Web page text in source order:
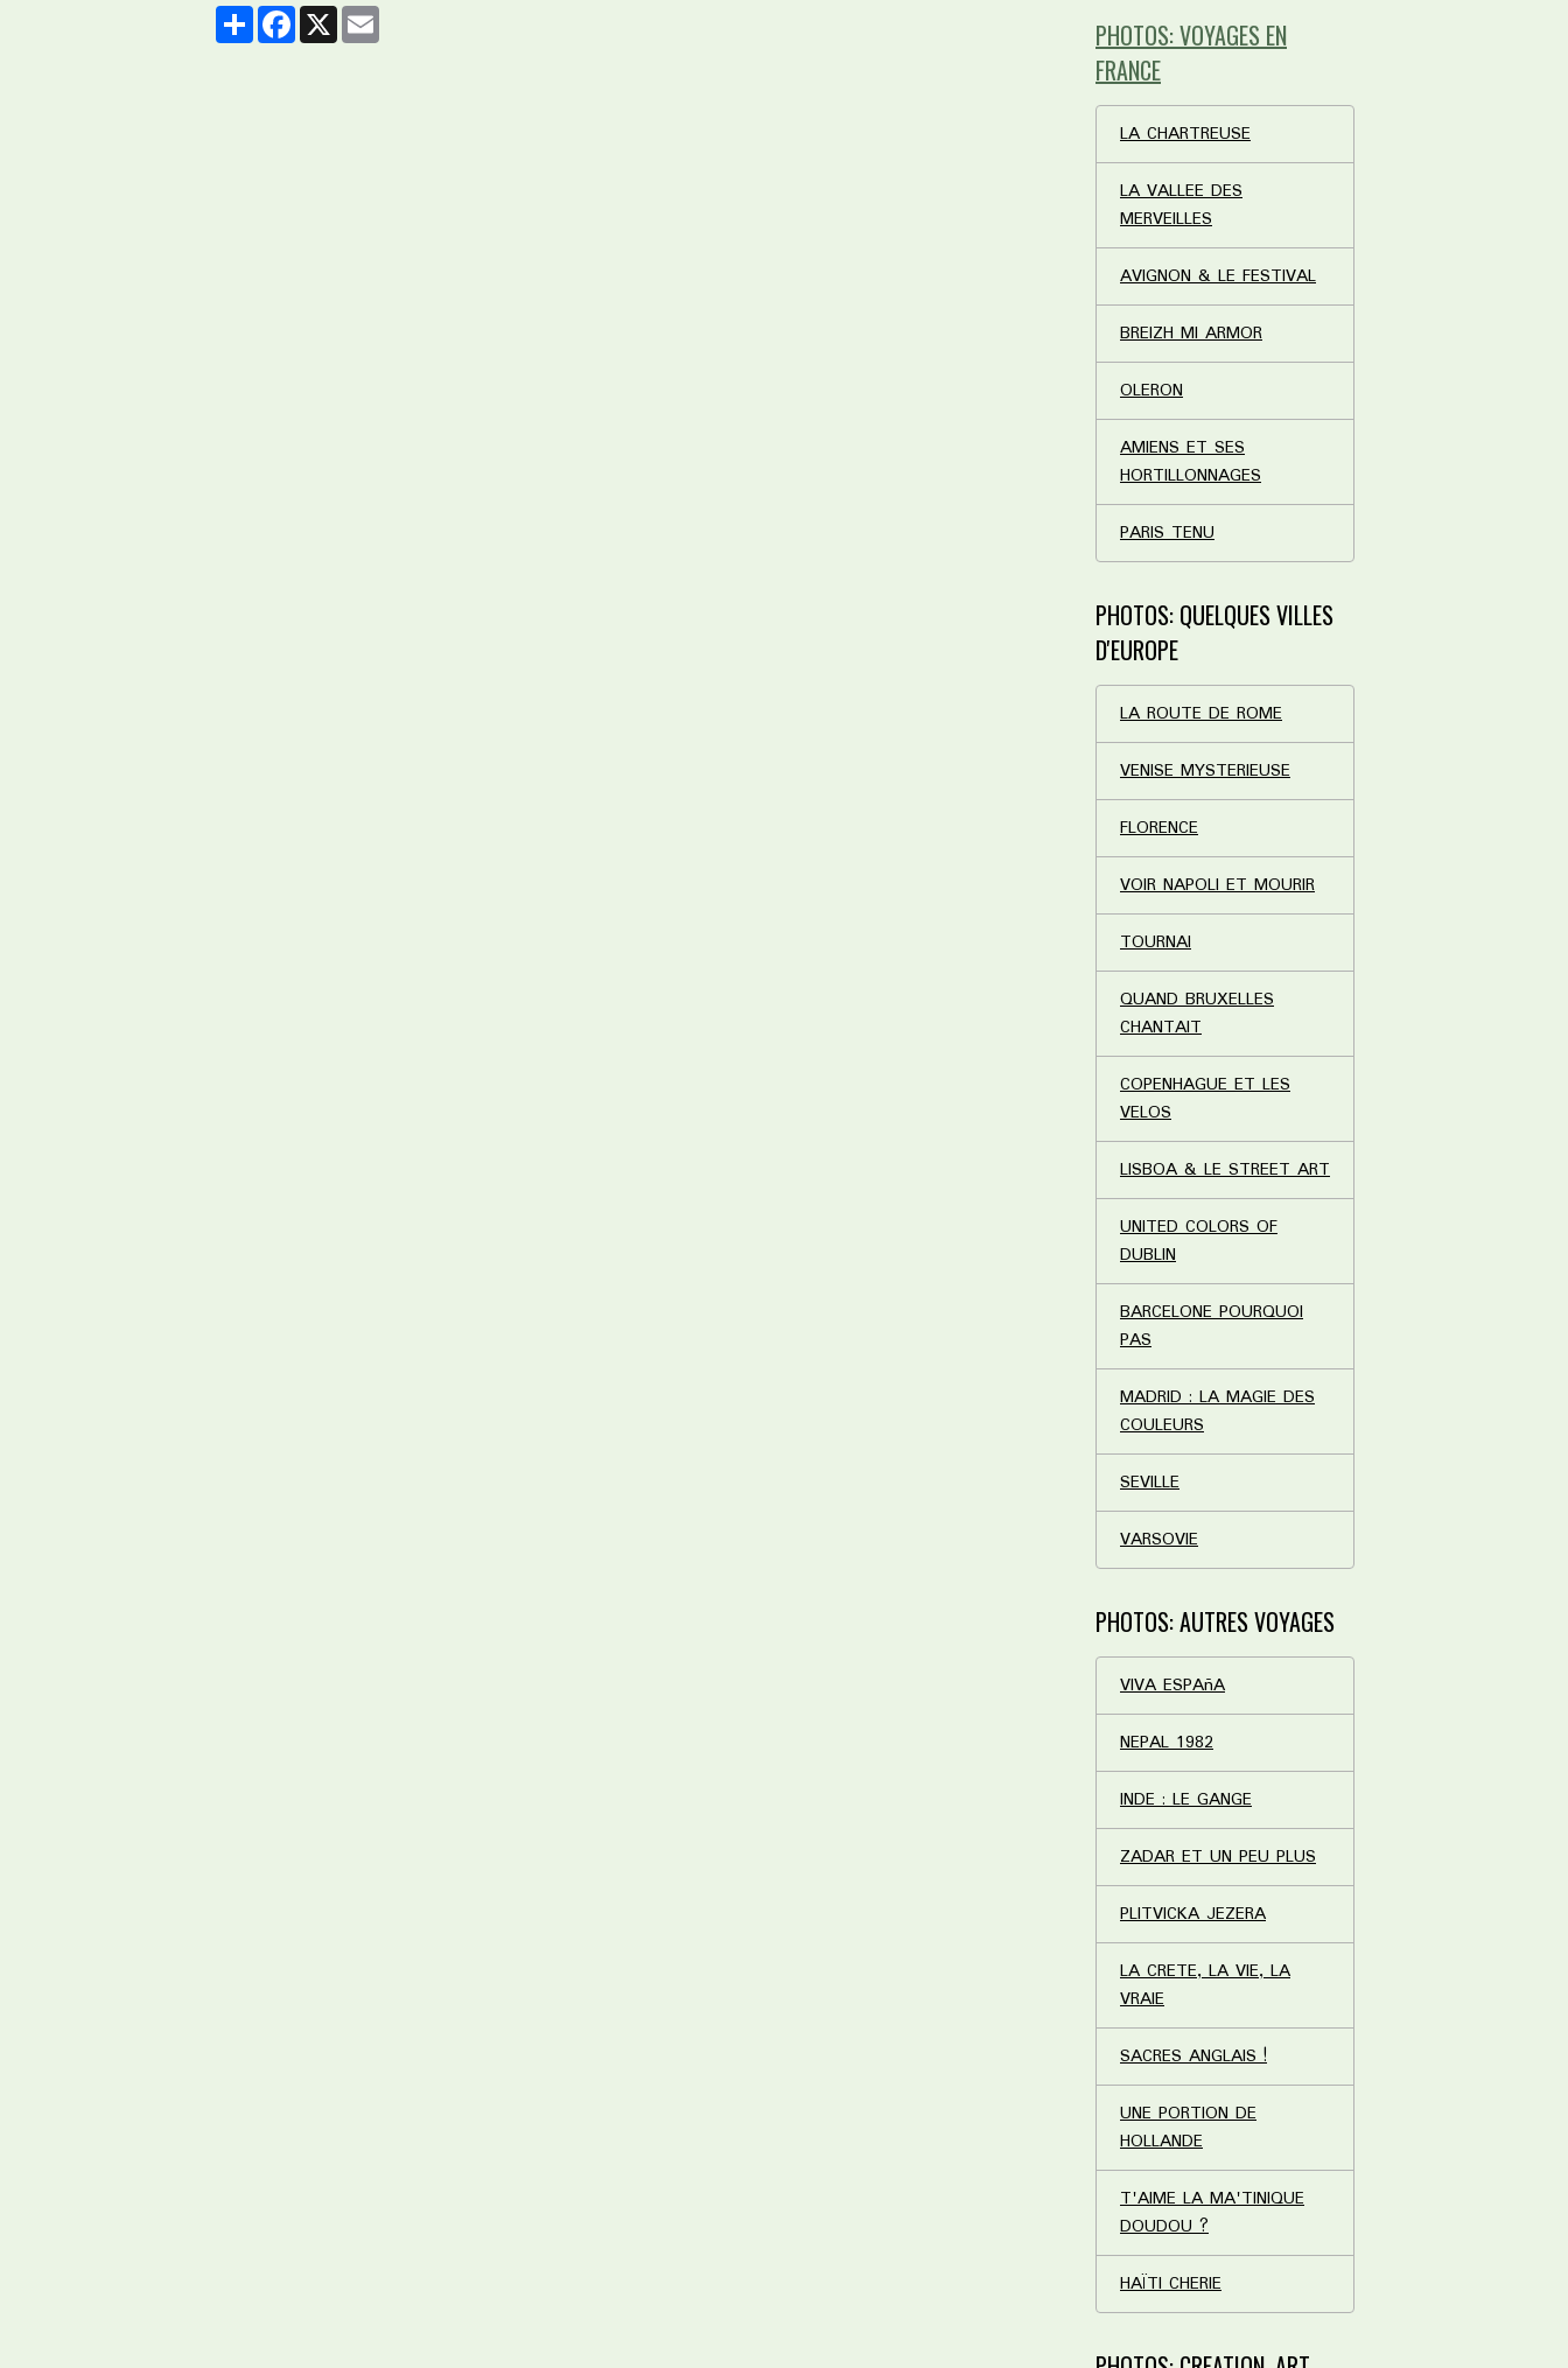
PartagerFacebook
X
PHOTOS: VOYAGES EN
FRANCE
LA CHARTREUSE
LA VALLEE DES
MERVEILLES
AVIGNON & LE FESTIVAL
BREIZH MI ARMOR
OLERON
AMIENS ET SES
HORTILLONNAGES
PARIS TENU
PHOTOS: QUELQUES VILLES
D'EUROPE
LA ROUTE DE ROME
VENISE MYSTERIEUSE
FLORENCE
VOIR NAPOLI ET MOURIR
TOURNAI
QUAND BRUXELLES
CHANTAIT
COPENHAGUE ET LES
VELOS
LISBOA & LE STREET ART
UNITED COLORS OF
DUBLIN
BARCELONE POURQUOI
PAS
MADRID : LA MAGIE DES
COULEURS
SEVILLE
VARSOVIE
PHOTOS: AUTRES VOYAGES
VIVA ESPAñA
NEPAL 1982
INDE : LE GANGE
ZADAR ET UN PEU PLUS
PLITVICKA JEZERA
LA CRETE, LA VIE, LA
VRAIE
SACRES ANGLAIS !
UNE PORTION DE
HOLLANDE
T'AIME LA MA'TINIQUE
DOUDOU ?
HAÏTI CHERIE